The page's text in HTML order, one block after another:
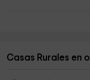
Casas Rurales en